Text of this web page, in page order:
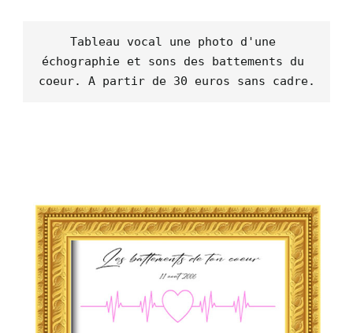
Tableau vocal une photo d'une
échographie et sons des battements du
coeur. A partir de 30 euros sans cadre.